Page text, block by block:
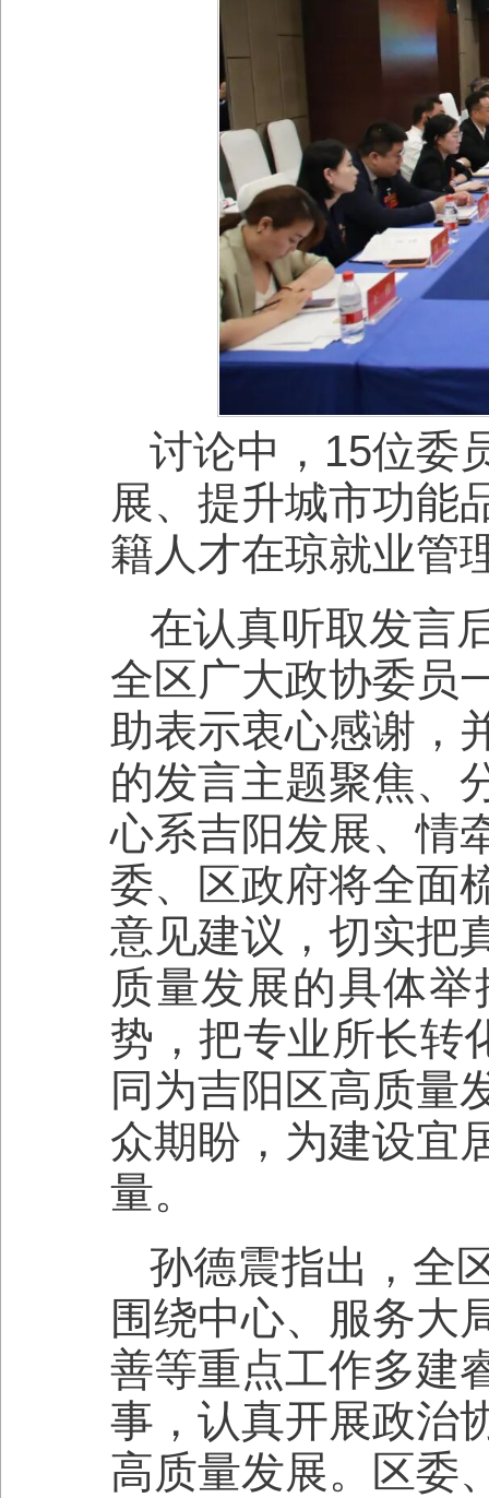
讨论中，15位委
展、提升城市功能
籍人才在琼就业管
在认真听取发言
全区广大政协委员
助表示衷心感谢，
的发言主题聚焦、
心系吉阳发展、情
委、区政府将全面
意见建议，切实把
质量发展的具体
势，把专业所长转
同为吉阳区高质量
众期盼，为建设宜
量。
孙德震指出，全
围绕中心、服务大
善等重点工作多建
事，认真开展政治
高质量发展。区委